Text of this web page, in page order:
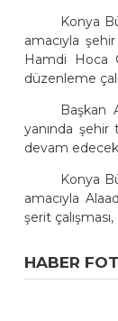
Konya
amacıyla
Hamdi Hoca
düzenleme
Başkan
yanında şehir
devam
Konya
amacıyla
şerit
HABER